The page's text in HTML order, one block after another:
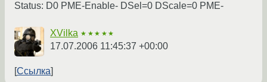
Status: D0 PME-Enable- DSel=0 DScale=0 PME-
XVilka ★★★★★
17.07.2006 11:45:37 +00:00
Ссылка